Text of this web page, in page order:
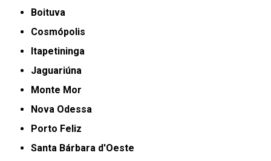
Boituva
Cosmópolis
Itapetininga
Jaguariúna
Monte Mor
Nova Odessa
Porto Feliz
Santa Bárbara d'Oeste